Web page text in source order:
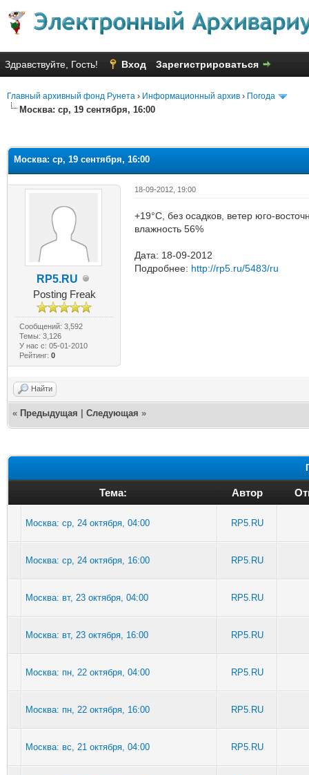
Здравствуйте, Гость! Вход Зарегистрироваться
Главный архивный фонд Рунета › Информационный архив › Погода
Москва: ср, 19 сентября, 16:00
Москва: ср, 19 сентября, 16:00
RP5.RU
Posting Freak
Сообщений: 3,592
Темы: 3,126
У нас с: 05-01-2010
Рейтинг: 0
18-09-2012, 19:00
+19°C, без осадков, ветер юго-
влажность 56%
Дата: 18-09-2012
Подробнее: http://rp5.ru/5483/ru
Найти
« Предыдущая Следующая »
Тема: Автор
Москва: ср, 24 октября, 04:00 RP5.RU
Москва: ср, 24 октября, 16:00 RP5.RU
Москва: вт, 23 октября, 04:00 RP5.RU
Москва: вт, 23 октября, 16:00 RP5.RU
Москва: пн, 22 октября, 04:00 RP5.RU
Москва: пн, 22 октября, 16:00 RP5.RU
Москва: вс, 21 октября, 04:00 RP5.RU